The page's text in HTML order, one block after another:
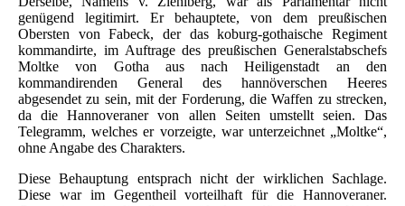
genügend legitimirt. Er behauptete, von dem preußischen
Obersten von Fabeck, der das koburg-gothaische Regiment
kommandirte, im Auftrage des preußischen Generalstabschefs
Moltke von Gotha aus nach Heiligenstadt an den
kommandirenden General des hannöverschen Heeres
abgesendet zu sein, mit der Forderung, die Waffen zu strecken,
da die Hannoveraner von allen Seiten umstellt seien. Das
Telegramm, welches er vorzeigte, war unterzeichnet „Moltke“,
ohne Angabe des Charakters.
Diese Behauptung entsprach nicht der wirklichen Sachlage.
Diese war im Gegentheil vorteilhaft für die Hannoveraner.